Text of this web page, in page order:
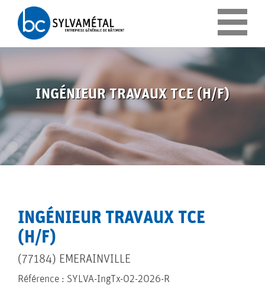
INGÉNIEUR TRAVAUX TCE (H/F)
INGÉNIEUR TRAVAUX TCE
(H/F)
(77184) EMERAINVILLE
Référence : SYLVA-IngTx-02-2026-R
Panneau de gestion des cookies